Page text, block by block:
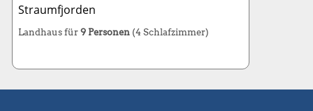
Straumfjorden
Landhaus für 9 Personen(4 Schlafzimmer)